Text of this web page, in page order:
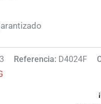
Referencia: D4024F